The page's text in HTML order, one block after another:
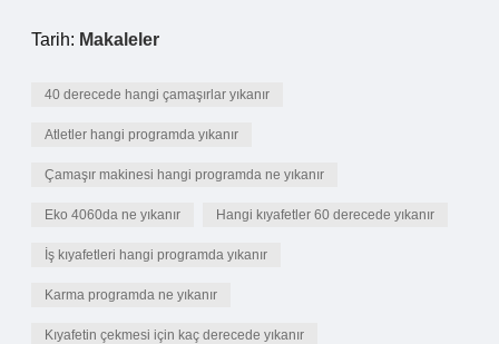
Tarih: Makaleler
40 derecede hangi çamaşırlar yıkanır
Atletler hangi programda yıkanır
Çamaşır makinesi hangi programda ne yıkanır
Eko 4060da ne yıkanır Hangi kıyafetler 60 derecede yıkanır
İş kıyafetleri hangi programda yıkanır
Karma programda ne yıkanır
Kıyafetin çekmesi için kaç derecede yıkanır